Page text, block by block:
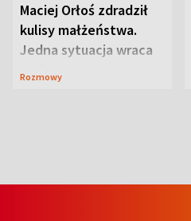
Maciej Orłoś zdradził
kulisy małżeństwa.
Jedna sytuacja wraca
jak bumerang
Rozmowy